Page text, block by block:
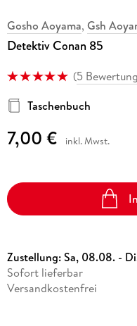
Gosho Aoyama, Gsh
Detektiv Conan 85
(5
Taschenbuch
7,00 € inkl. Mwst.
Zustellung:Sa, 08.08. -
Sofort lieferbar
Versandkostenfrei